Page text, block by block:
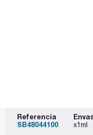
Referencia
SB48044100
x1ml